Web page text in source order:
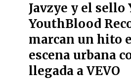
Javzye y el sello
YouthBlood
marcan un hito
escena urbana
llegada a VEVO